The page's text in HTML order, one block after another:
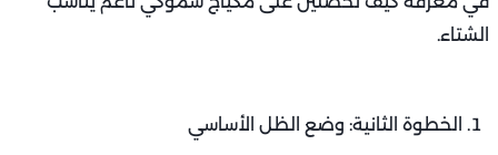
الشتاء.
الخطوة الثانية: وضع الظل الأساسي